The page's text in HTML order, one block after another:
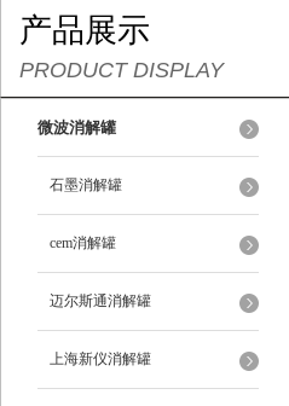
产品展示
PRODUCT DISPLAY
微波消解罐
石墨消解罐
cem消解罐
迈尔斯通消解罐
上海新仪消解罐